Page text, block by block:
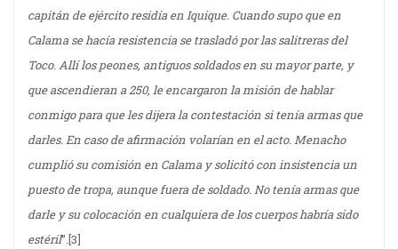
capitán de ejército residía en Iquique. Cuando supo que en
Calama se hacía resistencia se trasladó por las salitreras del
Toco. Allí los peones, antiguos soldados en su mayor parte, y
que ascendieran a 250, le encargaron la misión de hablar
conmigo para que les dijera la contestación si tenía armas que
darles. En caso de afirmación volarían en el acto. Menacho
cumplió su comisión en Calama y solicitó con insistencia un
puesto de tropa, aunque fuera de soldado. No tenía armas que
darle y su colocación en cualquiera de los cuerpos habría sido
estéril”.[3]